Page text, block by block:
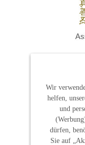
Wir
helfen,
und
dürfen,
Sie auf